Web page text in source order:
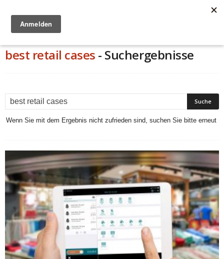
best retail cases - Suchergebnisse
Wenn Sie mit dem Ergebnis nicht zufrieden sind, suchen Sie bitte erneut